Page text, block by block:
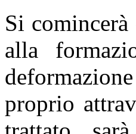
Si
alla
proprio